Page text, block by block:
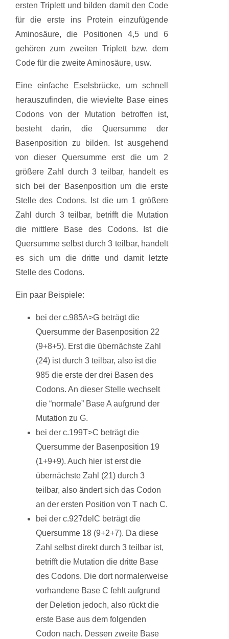
ersten Triplett und bilden damit den Code
für die erste ins Protein einzufügende
Aminosäure, die Positionen 4,5 und 6
gehören zum zweiten Triplett bzw. dem
Code für die zweite Aminosäure, usw.
Eine einfache Eselsbrücke, um schnell
herauszufinden, die wievielte Base eines
Codons von der Mutation betroffen ist,
besteht darin, die Quersumme der
Basenposition zu bilden. Ist ausgehend
von dieser Quersumme erst die um 2
größere Zahl durch 3 teilbar, handelt es
sich bei der Basenposition um die erste
Stelle des Codons. Ist die um 1 größere
Zahl durch 3 teilbar, betrifft die Mutation
die mittlere Base des Codons. Ist die
Quersumme selbst durch 3 teilbar, handelt
es sich um die dritte und damit letzte
Stelle des Codons.
Ein paar Beispiele:
bei der c.985A>G beträgt die
Quersumme der Basenposition 22
(9+8+5). Erst die übernächste Zahl
(24) ist durch 3 teilbar, also ist die
985 die erste der drei Basen des
Codons. An dieser Stelle wechselt
die “normale” Base A aufgrund der
Mutation zu G.
bei der c.199T>C beträgt die
Quersumme der Basenposition 19
(1+9+9). Auch hier ist erst die
übernächste Zahl (21) durch 3
teilbar, also ändert sich das Codon
an der ersten Position von T nach C.
bei der c.927delC beträgt die
Quersumme 18 (9+2+7). Da diese
Zahl selbst direkt durch 3 teilbar ist,
betrifft die Mutation die dritte Base
des Codons. Die dort normalerweise
vorhandene Base C fehlt aufgrund
der Deletion jedoch, also rückt die
erste Base aus dem folgenden
Codon nach. Dessen zweite Base